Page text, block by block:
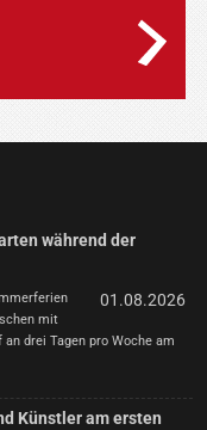
während der
01.08.2026
mit
drei Tagen pro Woche am
Künstler am ersten